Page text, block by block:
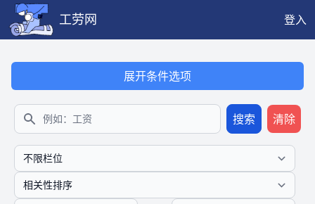
工劳网
登入
展开条件选项
搜索
搜索 清除